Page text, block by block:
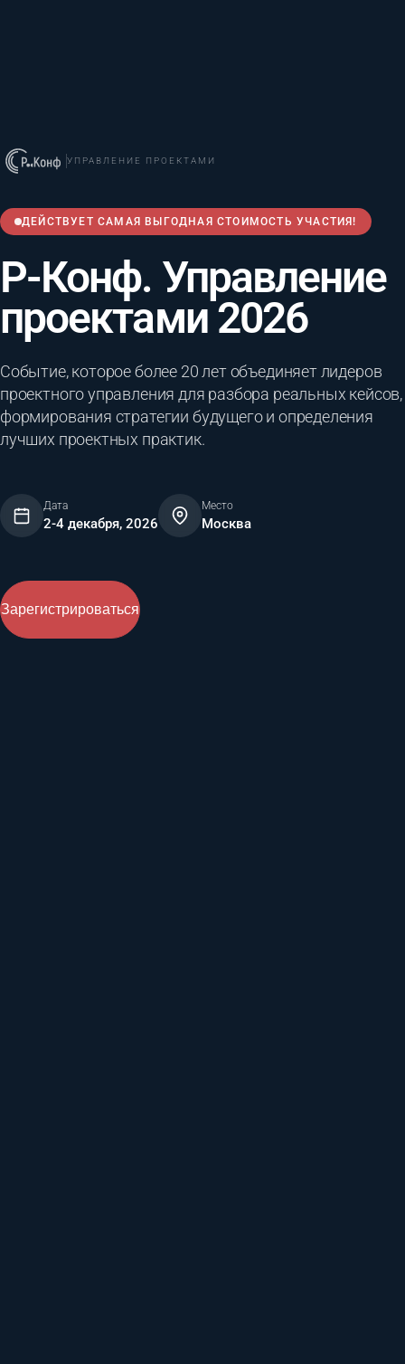
УПРАВЛЕНИЕ ПРОЕКТАМИ
ДЕЙСТВУЕТ САМАЯ ВЫГОДНАЯ СТОИМОСТЬ УЧАСТИЯ!
Р-Конф. Управление
проектами 2026
Событие, которое более 20 лет объединяет лидеров
проектного управления для разбора реальных кейсов,
формирования стратегии будущего и определения
лучших проектных практик.
Дата
2-4 декабря, 2026
Место
Москва
Зарегистрироваться